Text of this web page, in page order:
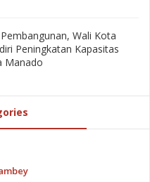
Wali Kota
Peningkatan Kapasitas
Manado